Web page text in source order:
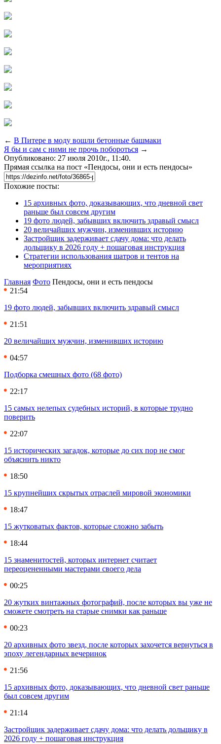
← В Питере в моду вошли бетонные башмаки
Я бы и сам с ними не прочь побороться →
Опубликовано: 27 июля 2010г., 11:40.
Прямая ссылка на пост «Пендосы, они и есть пендосы»
Похожие посты:
15 архивных фото, доказывающих, что дневной свет
раньше был совсем другим
19 фото людей, забывших включить здравый смысл
20 величайших мужчин, изменивших историю
Застройщик задерживает сдачу дома: что делать
дольщику в 2026 году + пошаговая инструкция
Стратегии использования шатров и тентов на
мероприятиях
Главная Фото Пендосы, они и есть пендосы
21:54
19 фото людей, забывших включить здравый смысл
21:51
20 величайших мужчин, изменивших историю
04:57
Подборка смешных фото (68 фото)
22:17
15 самых нелепых судебных историй, в которые трудно
поверить
22:07
15 исторических загадок, которые до сих пор не смог
объяснить никто
18:50
15 крупнейших скрытых отраслей мировой экономики
18:47
15 жутковатых фактов, которые сложно забыть
18:44
15 знаменитостей, которых интернет считает
переоцененными мастерами своего дела
00:25
20 жутких винтажных фотографий, после которых вы уже не
сможете смотреть на старые снимки как раньше
00:23
20 архивных фото звезд, после которых захочется вернуться в
эпоху легендарных вечеринок
21:56
15 архивных фото, доказывающих, что дневной свет раньше
был совсем другим
21:14
Застройщик задерживает сдачу дома: что делать дольщику в
2026 году + пошаговая инструкция